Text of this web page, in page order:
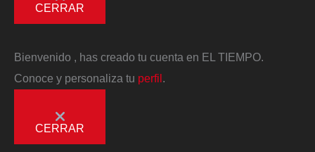
CERRAR
Bienvenido
, has creado tu cuenta en EL TIEMPO.
Conoce y personaliza tu perfil
CERRAR